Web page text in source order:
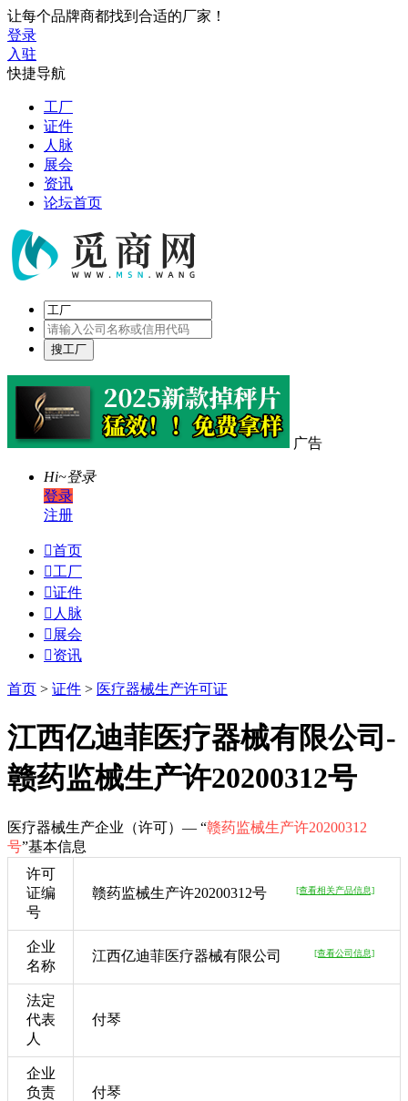
让每个品牌商都找到合适的厂家！
登录
入驻
快捷导航
工厂
证件
人脉
展会
资讯
论坛首页
广告
Hi~登录
登录
注册
首页
工厂
证件
 人脉
 展会
资讯
首页 > 证件 > 医疗器械生产许可证
江西亿迪菲医疗器械有限公司-
赣药监械生产许20200312号
医疗器械生产企业（许可）— “赣药监械生产许20200312
号”基本信息
许可
证编
号
赣药监械生产许20200312号 [查看相关产品信息]
企业
名称
江西亿迪菲医疗器械有限公司 [查看公司信息]
法定
代表
人
付琴
企业
负责
付琴